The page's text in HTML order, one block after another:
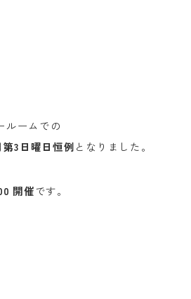
ルームでの
3日曜日恒例となりました。
開催です。